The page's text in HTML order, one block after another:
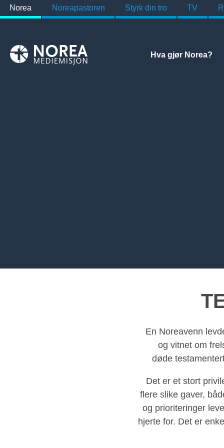
Norea Noreapastoren Styrk din tro TV
Hva gjør Norea?
En Noreavenn
og vitnet om
døde
Det er et stort
flere slike gaver,
og prioriteringer
hjerte for. Det er